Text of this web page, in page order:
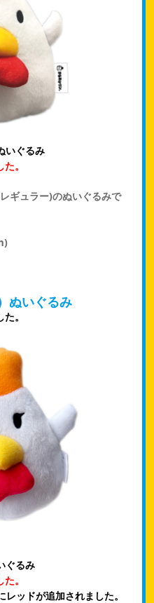
いぐるみ
。
ギュラー)のぬいぐるみで
ぬいぐるみ
。
ぐるみ
。
ッドが追加されました。